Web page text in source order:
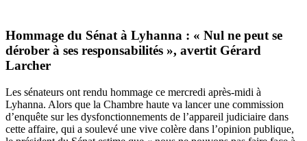
Hommage du Sénat à Lyhanna : « Nul ne peut se
dérober à ses responsabilités », avertit Gérard
Larcher
Les sénateurs ont rendu hommage ce mercredi après-midi à
Lyhanna. Alors que la Chambre haute va lancer une commission
d’enquête sur les dysfonctionnements de l’appareil judiciaire dans
cette affaire, qui a soulevé une vive colère dans l’opinion publique,